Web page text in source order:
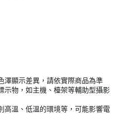
澤顯示差異，請依實際商品為準
示物，如主機、檯架等輔助型攝影
高溫、低溫的環境等，可能影響電